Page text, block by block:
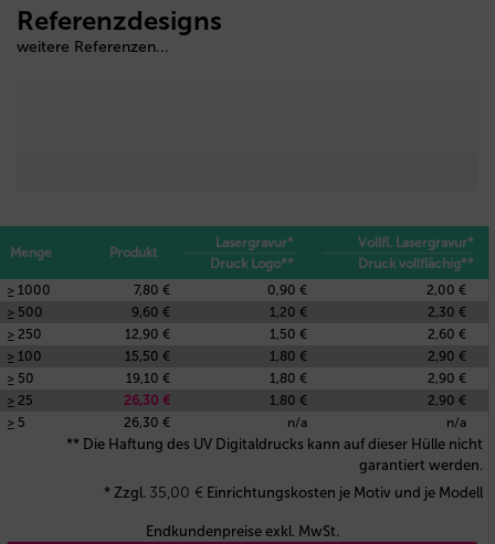
Referenzdesigns
weitere Referenzen...
Menge Produkt
Lasergravur*
Druck Logo**
Vollfl. Lasergravur*
Druck vollflächig**
≥ 1000
7,80 € 0,90 €
2,00 €
≥ 500
9,60 € 1,20 €
2,30 €
≥ 250
12,90 € 1,50 €
2,60 €
≥ 100
15,50 € 1,80 €
2,90 €
≥ 50
19,10 € 1,80 €
2,90 €
≥ 25
26,30 € 1,80 €
2,90 €
≥ 5
26,30 € n/a n/a
** Die Haftung des UV Digitaldrucks kann auf dieser Hülle nicht
garantiert werden.
* Zzgl. 35,00 € Einrichtungskosten je Motiv und je Modell
Endkundenpreise exkl. MwSt.